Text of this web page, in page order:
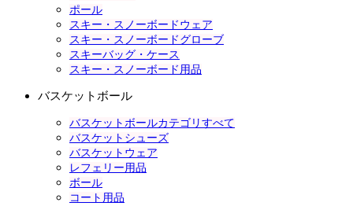
ポール
スキー・スノーボードウェア
スキー・スノーボードグローブ
スキーバッグ・ケース
スキー・スノーボード用品
バスケットボール
バスケットボールカテゴリすべて
バスケットシューズ
バスケットウェア
レフェリー用品
ボール
コート用品